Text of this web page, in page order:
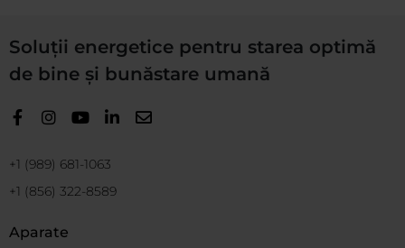
Soluții energetice pentru starea optimă
de bine și bunăstare umană
+1 (989) 681-1063
+1 (856) 322-8589
Aparate